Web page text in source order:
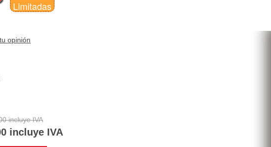
Limitadas
opinión
incluye IVA
incluye IVA